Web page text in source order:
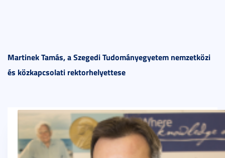
Martinek Tamás, a Szegedi Tudományegyetem nemzetközi
és közkapcsolati rektorhelyettese